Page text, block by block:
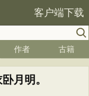
客户端下载
作者 古籍
月明。